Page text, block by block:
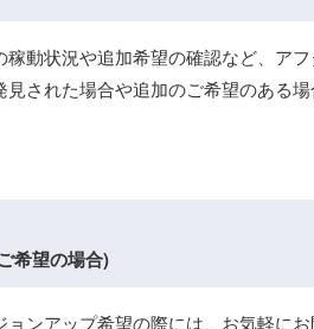
動状況や追加希望の確認など、ア
された場合や追加のご希望のある
希望の場合)
ンアップ希望の際には、お気軽にお